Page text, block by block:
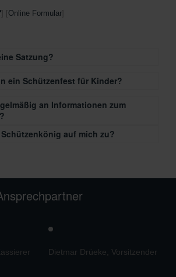
Online Formular
Satzung?
ein Schützenfest für Kinder?
an Informationen zum
auf mich zu?
Dietmar Drüeke, Vorsitzender